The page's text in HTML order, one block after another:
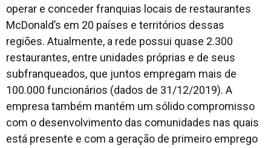
operar e conceder franquias locais de restaurantes
McDonald’s em 20 países e territórios dessas
regiões. Atualmente, a rede possui quase 2.300
restaurantes, entre unidades próprias e de seus
subfranqueados, que juntos empregam mais de
100.000 funcionários (dados de 31/12/2019). A
empresa também mantém um sólido compromisso
com o desenvolvimento das comunidades nas quais
está presente e com a geração de primeiro emprego